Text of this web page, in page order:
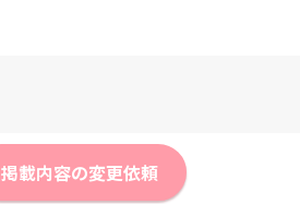
掲載内容の変更依頼